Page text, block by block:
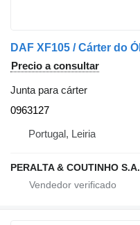
Precio a consultar
Junta para cárter
0963127
Portugal, Leiria
PERALTA & COUTINHO S.A.